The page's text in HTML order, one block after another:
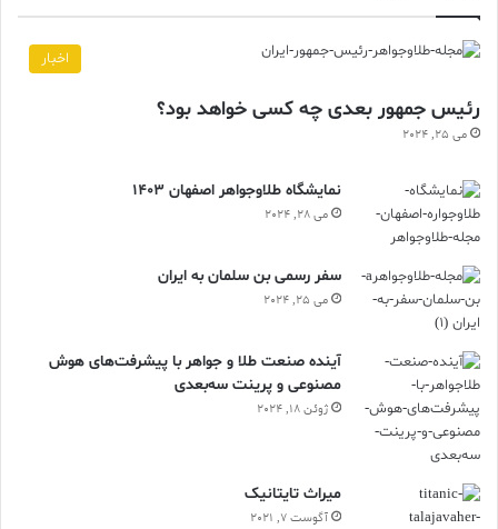
اخبار
رئیس جمهور بعدی چه کسی خواهد بود؟
می 25, 2024
نمایشگاه طلاوجواهر اصفهان 1403
می 28, 2024
سفر رسمی بن سلمان به ایران
می 25, 2024
آینده صنعت طلا و جواهر با پیشرفت‌های هوش
مصنوعی و پرینت سه‌بعدی
ژوئن 18, 2024
ميراث تايتانيک
آگوست 7, 2021